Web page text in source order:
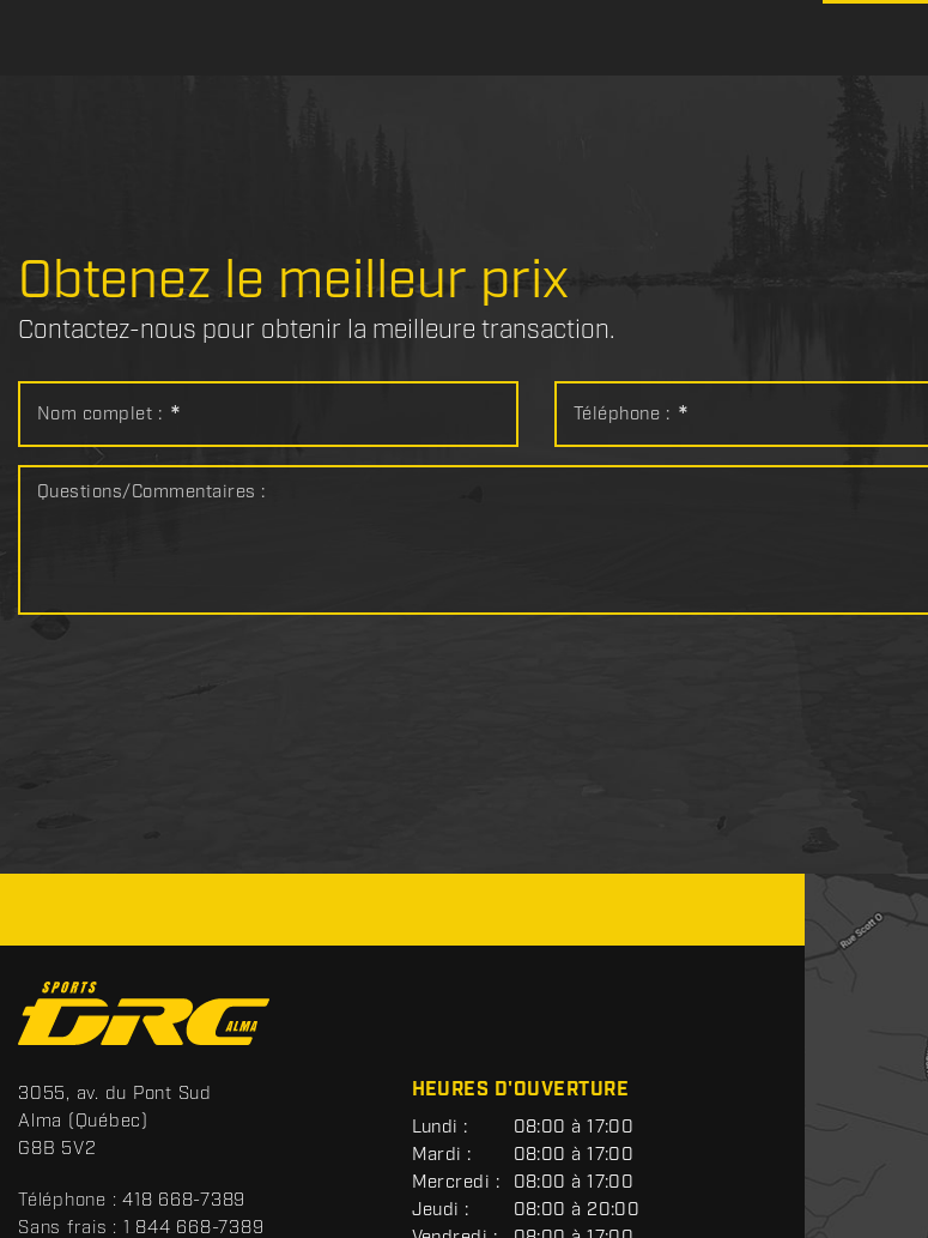
Obtenez le meilleur prix
Contactez-nous pour obtenir la meilleure transaction.
Nom complet : * Téléphone : *
Questions/Commentaires :
o
n
t
a
c
t
S
p
o
t
s
3055, av. du Pont Sud
Alma (Québec)
G8B 5V2
Téléphone : 418 668-7389
Sans frais : 1 844 668-7389
HEURES D'OUVERTURE
G
É
N
É
R
A
Lundi :
08:00 à 17:00
Mardi :
08:00 à 17:00
Mercredi :
08:00 à 17:00
Jeudi :
08:00 à 20:00